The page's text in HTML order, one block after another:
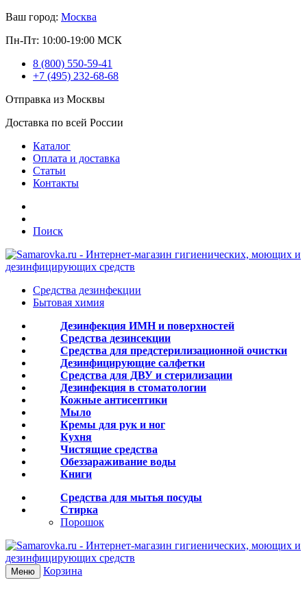
Ваш город: Москва
Пн-Пт: 10:00-19:00 МСК
8 (800) 550-59-41
+7 (495) 232-68-68
Отправка из Москвы
Доставка по всей России
Каталог
Оплата и доставка
Статьи
Контакты
Поиск
Средства дезинфекции
Бытовая химия
Дезинфекция ИМН и поверхностей
Средства дезинсекции
Средства для предстерилизационной очистки
Дезинфицирующие салфетки
Средства для ДВУ и cтерилизации
Дезинфекция в стоматологии
Кожные антисептики
Мыло
Кремы для рук и ног
Кухня
Чистящие средства
Обеззараживание воды
Книги
Средства для мытья посуды
Стирка
Порошок
Меню Корзина